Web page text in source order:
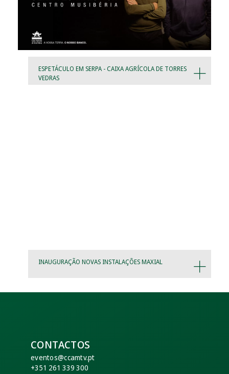
ESPETÁCULO EM SERPA - CAIXA AGRÍCOLA DE TORRES
VEDRAS
INAUGURAÇÃO NOVAS INSTALAÇÕES MAXIAL
CONTACTOS
eventos@ccamtv.pt
+351 261 339 300